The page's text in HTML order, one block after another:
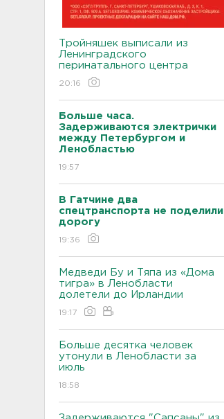
Тройняшек выписали из
Ленинградского
перинатального центра
20:16
Больше часа.
Задерживаются электрички
между Петербургом и
Ленобластью
19:57
В Гатчине два
спецтранспорта не поделили
дорогу
19:36
Медведи Бу и Тяпа из «Дома
тигра» в Ленобласти
долетели до Ирландии
19:17
Больше десятка человек
утонули в Ленобласти за
июль
18:58